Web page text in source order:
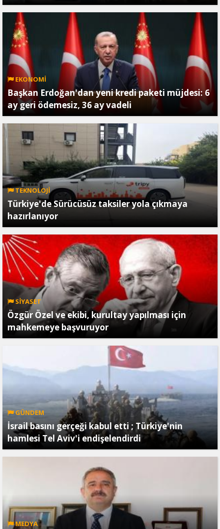
EKONOMİ
Başkan Erdoğan'dan yeni kredi paketi müjdesi: 6
ay geri ödemesiz, 36 ay vadeli
TEKNOLOJİ
Türkiye'de Sürücüsüz taksiler yola çıkmaya
hazırlanıyor
SİYASET
Özgür Özel ve ekibi, kurultay yapılması için
mahkemeye başvuruyor
GÜNDEM
İsrail basını gerçeği kabul etti ; Türkiye'nin
hamlesi Tel Aviv'i endişelendirdi
MEDYA